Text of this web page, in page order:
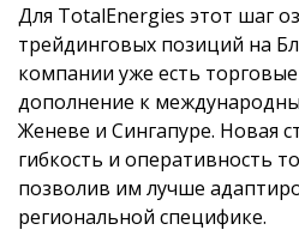
Для TotalEnergies этот шаг
трейдинговых позиций на
компании уже есть
дополнение к
Женеве и Сингапуре. Новая
гибкость и оперативность
позволив им лучше
региональной специфике.